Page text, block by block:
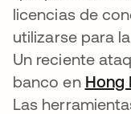
licencias de
utilizarse para
Un reciente
banco en Hong
Las